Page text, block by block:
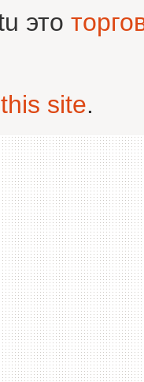
это
site.